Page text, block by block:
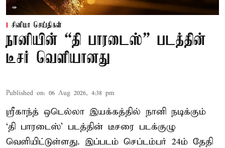
சினிமா செய்திகள்
நானியின் “தி பாரடைஸ்” படத்தின்
டீசர் வெளியானது
Published on: 06 Aug 2026, 4:38 pm
ஸ்ரீகாந்த் ஒடெல்லா இயக்கத்தில் நானி நடிக்கும்
‘தி பாரடைஸ்’ படத்தின் டீசரை படக்குழு
வெளியிட்டுள்ளது. இப்படம் செப்டம்பர் 24ம் தேதி